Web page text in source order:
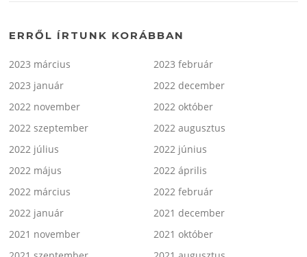
ERRŐL ÍRTUNK KORÁBBAN
2023 március
2023 február
2023 január
2022 december
2022 november
2022 október
2022 szeptember
2022 augusztus
2022 július
2022 június
2022 május
2022 április
2022 március
2022 február
2022 január
2021 december
2021 november
2021 október